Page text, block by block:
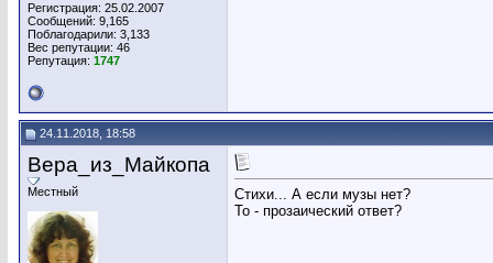
Регистрация: 25.02.2007
Сообщений: 9,165
Поблагодарили: 3,133
Вес репутации: 46
Репутация: 1747
24.11.2018, 18:58
Вера_из_Майкопа
Местный
Стихи... А если музы нет?
То - прозаический ответ?